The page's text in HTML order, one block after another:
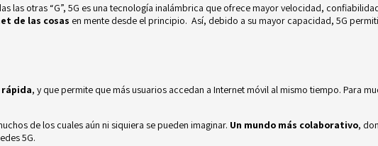
las otras “G”, 5G es una tecnología inalámbrica que ofrece mayor velocidad,
de las cosas en mente desde el principio. Así, debido a su mayor capacidad, 5G
, y que permite que más usuarios accedan a Internet móvil al mismo tiempo. Para
de los cuales aún ni siquiera se pueden imaginar. Un mundo más colaborativo,
5G.